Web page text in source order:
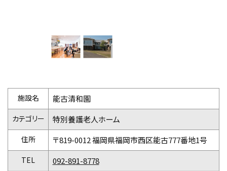
施設名 能古清和園
カテゴリー 特別養護老人ホーム
住所 〒819-0012 福岡県福岡市西区能古777番地1号
TEL 092-891-8778